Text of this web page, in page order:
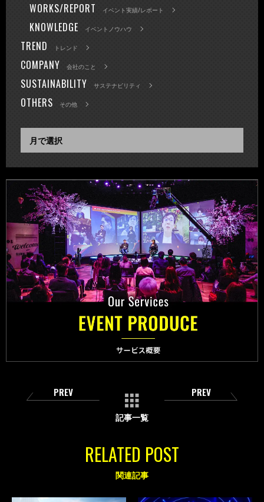
WORKS/REPORT イベント実績/レポート
KNOWLEDGE イベントノウハウ
TREND トレンド
COMPANY 会社のこと
SUSTAINABILITY サステナビリティ
OTHERS その他
PREV
記事一覧
PREV
RELATED POST
関連記事